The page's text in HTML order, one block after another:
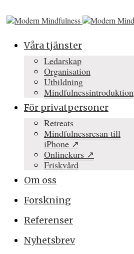
Våra tjänster
Ledarskap
Organisation
Utbildning
Mindfulnessintroduktion
För privatpersoner
Retreats
Mindfulnessresan till
iPhone ↗
Onlinekurs ↗
Friskvård
Om oss
Forskning
Referenser
Nyhetsbrev